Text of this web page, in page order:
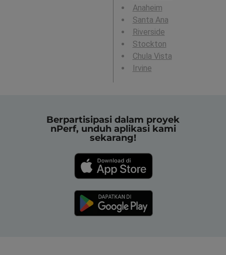
Anaheim
Santa Ana
Riverside
Stockton
Chula Vista
Irvine
Berpartisipasi dalam proyek
nPerf, unduh aplikasi kami
sekarang!